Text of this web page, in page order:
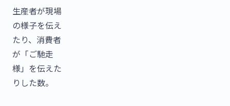
生産者が現場
の様子を伝え
たり、消費者
が「ご馳走
様」を伝えた
りした数。